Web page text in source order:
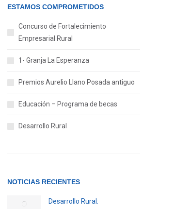
ESTAMOS COMPROMETIDOS
Concurso de Fortalecimiento
Empresarial Rural
1- Granja La Esperanza
Premios Aurelio Llano Posada antiguo
Educación – Programa de becas
Desarrollo Rural
NOTICIAS RECIENTES
Desarrollo Rural: